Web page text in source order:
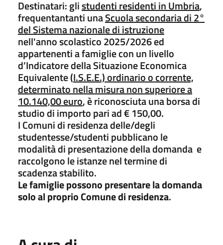
Destinatari: glistudenti residenti in Umbria,
frequentantanti unaScuola secondaria di 2°
del Sistema nazionale di istruzione
nell'anno scolastico 2025/2026 ed
appartenenti a famiglie con un livello
d’Indicatore della Situazione Economica
Equivalente (I.S.E.E.) ordinario o corrente,
determinato nella misura non superiore a
10.140,00 euro, è riconosciuta una borsa di
studio di importo pari ad € 150,00.
I Comuni di residenza delle/degli
studentesse/studenti pubblicano le
modalità di presentazione della domanda e
raccolgono le istanze nel termine di
scadenza stabilito.
Le famiglie possono presentare la domanda
solo al proprio Comune di residenza.